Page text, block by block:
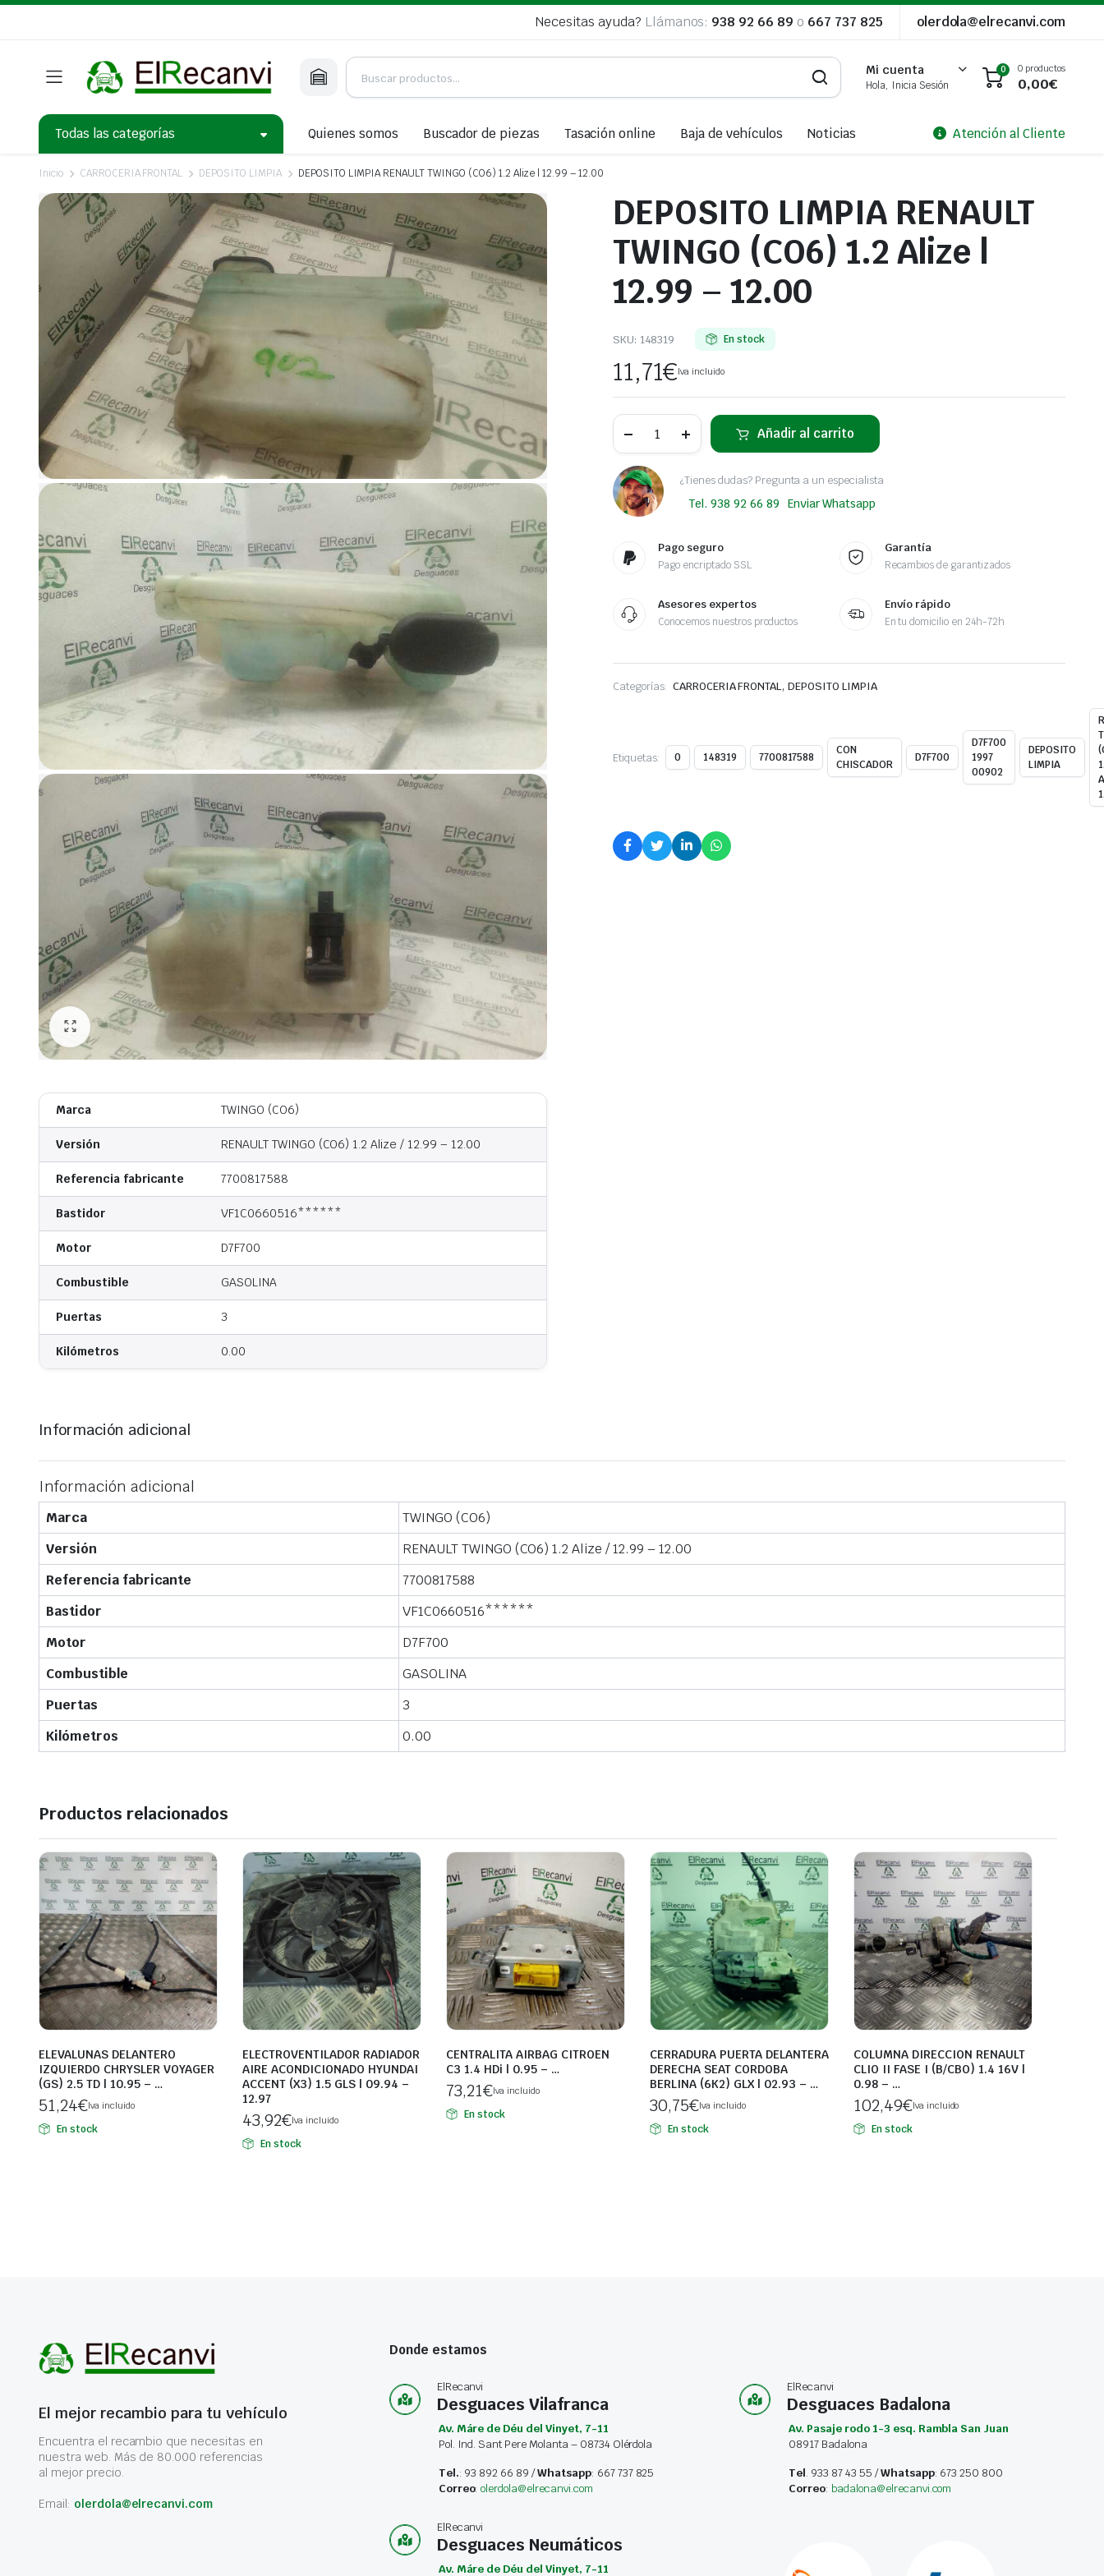
Necesitas ayuda? Llámanos: 938 92 66 89 o 667 737 825 olerdola@elrecanvi.com
Mi cuenta
Hola, Inicia Sesión
0 0 productos
0,00€
Todas las categorías Quienes somos Buscador de piezas Tasación online Baja de vehículos Noticias Atención al Cliente
Inicio CARROCERIA FRONTAL DEPOSITO LIMPIA DEPOSITO LIMPIA RENAULT TWINGO (CO6) 1.2 Alize | 12.99 – 12.00
Marca TWINGO (CO6)
Versión RENAULT TWINGO (CO6) 1.2 Alize / 12.99 – 12.00
Referencia fabricante 7700817588
Bastidor VF1C0660516******
Motor D7F700
Combustible GASOLINA
Puertas 3
Kilómetros 0.00
DEPOSITO LIMPIA RENAULT
TWINGO (CO6) 1.2 Alize |
12.99 – 12.00
SKU: 148319 En stock
11,71€Iva incluido
LIMPIA
TWINGO
(CO6)
1.2
Alize
|
12.00
cantidad
Añadir al carrito
¿Tienes dudas? Pregunta a un especialista
Tel. 938 92 66 89 Enviar Whatsapp
Pago seguro
Pago encriptado SSL
Garantía
Recambios de garantizados
Asesores expertos
Conocemos nuestros productos
Envío rápido
En tu domicilio en 24h-72h
Categorías: CARROCERIA FRONTAL, DEPOSITO LIMPIA
Etiquetas: 0 148319 7700817588
CON
CHISCADOR
D7F700
D7F700
1997
00902
DEPOSITO
LIMPIA
Información adicional
Información adicional
Marca
TWINGO (CO6)
Versión
RENAULT TWINGO (CO6) 1.2 Alize / 12.99 – 12.00
Referencia fabricante
7700817588
Bastidor
VF1C0660516******
Motor
D7F700
Combustible
GASOLINA
Puertas
3
Kilómetros
0.00
Productos relacionados
ELEVALUNAS DELANTERO
IZQUIERDO CHRYSLER VOYAGER
(GS) 2.5 TD | 10.95 – …
51,24€Iva incluido
En stock
ELECTROVENTILADOR RADIADOR
AIRE ACONDICIONADO HYUNDAI
ACCENT (X3) 1.5 GLS | 09.94 –
12.97
43,92€Iva incluido
En stock
CENTRALITA AIRBAG CITROEN
C3 1.4 HDi | 0.95 – …
73,21€Iva incluido
En stock
CERRADURA PUERTA DELANTERA
DERECHA SEAT CORDOBA
BERLINA (6K2) GLX | 02.93 – …
30,75€Iva incluido
En stock
COLUMNA DIRECCION RENAULT
CLIO II FASE I (B/CBO) 1.4 16V |
0.98 – …
102,49€Iva incluido
En stock
El mejor recambio para tu vehículo
Encuentra el recambio que necesitas en
nuestra web. Más de 80.000 referencias
al mejor precio.
Email: olerdola@elrecanvi.com
Donde estamos
ElRecanvi
Desguaces Vilafranca
Av. Máre de Déu del Vinyet, 7-11
Pol. Ind. Sant Pere Molanta – 08734 Olérdola
Tel.: 93 892 66 89 /Whatsapp: 667 737 825
Correo:olerdola@elrecanvi.com
ElRecanvi
Desguaces Neumáticos
Av. Máre de Déu del Vinyet, 7-11
ElRecanvi
Desguaces Badalona
Av. Pasaje rodo 1-3 esq. Rambla San Juan
08917 Badalona
Tel. 933 87 43 55 /Whatsapp: 673 250 800
Correo: badalona@elrecanvi.com